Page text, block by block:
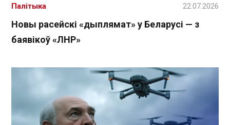
Новы расейскі «дыплямат» у Беларусі — з
баявікоў «ЛНР»
Палітыка 22.07.2026